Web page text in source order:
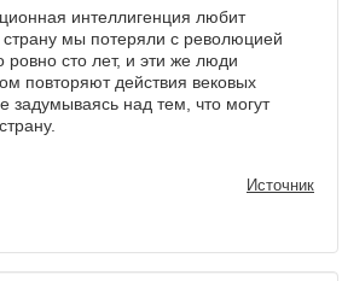
интеллигенция любит
страну мы потеряли с революцией
сто лет, и эти же люди
повторяют действия вековых
задумываясь над тем, что могут
Источник